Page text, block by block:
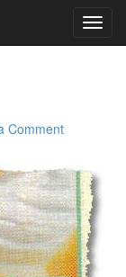
Comment